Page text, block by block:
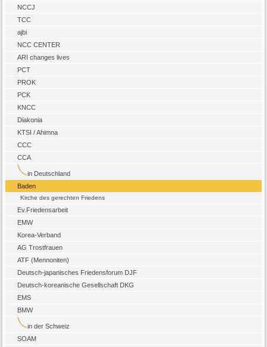
NCCJ
TCC
ajbi
NCC CENTER
ARI changes lives
PCT
PROK
PCK
KNCC
Diakonia
KTSI / Ahimna
CCC
CCA
in Deutschland
Baden
Kirche des gerechten Friedens
Ev.Friedensarbeit
EMW
Korea-Verband
AG Trostfrauen
ATF (Mennoniten)
Deutsch-japanisches Friedensforum DJF
Deutsch-koreanische Gesellschaft DKG
EMS
BMW
in der Schweiz
SOAM